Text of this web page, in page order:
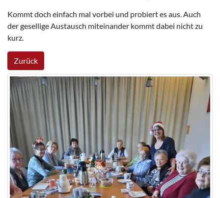
Kommt doch einfach mal vorbei und probiert es aus. Auch
der gesellige Austausch miteinander kommt dabei nicht zu
kurz.
Zurück